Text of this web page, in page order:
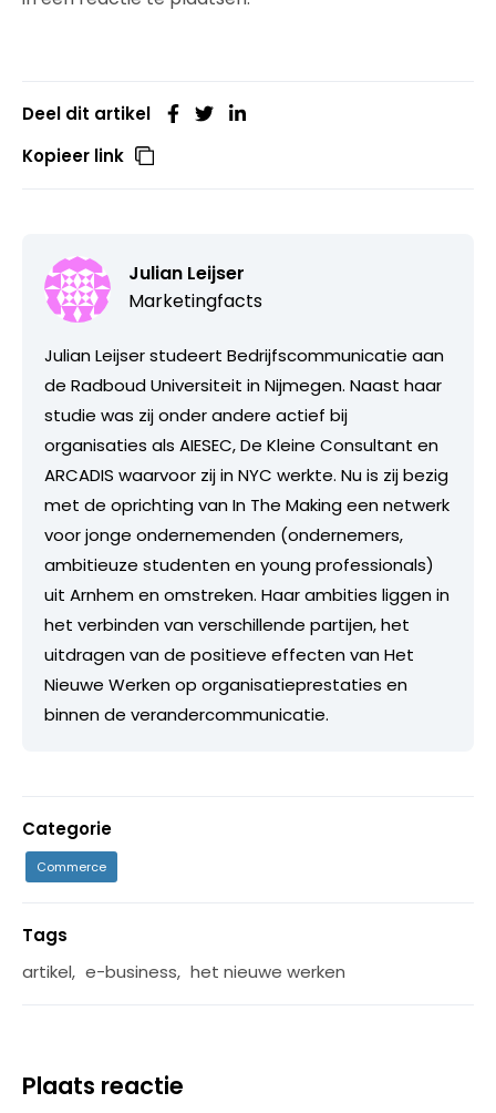
Deel dit artikel
Kopieer link
Julian Leijser
Marketingfacts
Julian Leijser studeert Bedrijfscommunicatie aan
de Radboud Universiteit in Nijmegen. Naast haar
studie was zij onder andere actief bij
organisaties als AIESEC, De Kleine Consultant en
ARCADIS waarvoor zij in NYC werkte. Nu is zij bezig
met de oprichting van In The Making een netwerk
voor jonge ondernemenden (ondernemers,
ambitieuze studenten en young professionals)
uit Arnhem en omstreken. Haar ambities liggen in
het verbinden van verschillende partijen, het
uitdragen van de positieve effecten van Het
Nieuwe Werken op organisatieprestaties en
binnen de verandercommunicatie.
Categorie
Commerce
Tags
artikel, e-business, het nieuwe werken
Plaats reactie